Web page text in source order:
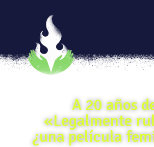
A 20 años
«Legalmente
¿una película